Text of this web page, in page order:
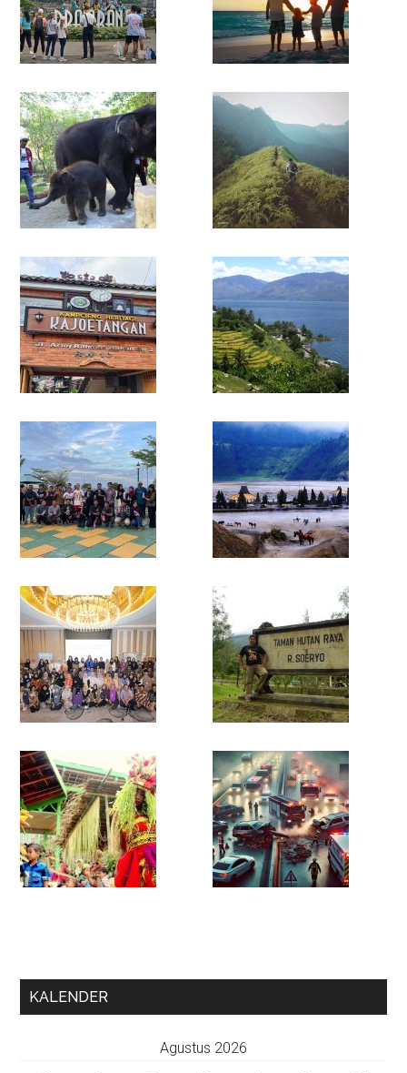
KALENDER
Agustus 2026